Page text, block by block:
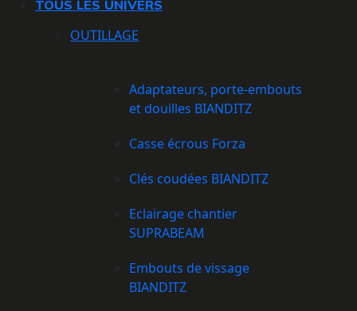
TOUS LES UNIVERS
OUTILLAGE
Adaptateurs, porte-embouts
et douilles BIANDITZ
Casse écrous Forza
Clés coudées BIANDITZ
Eclairage chantier
SUPRABEAM
Embouts de vissage
BIANDITZ